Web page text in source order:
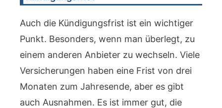
Auch die Kündigungsfrist ist ein wichtiger
Punkt. Besonders, wenn man überlegt, zu
einem anderen Anbieter zu wechseln. Viele
Versicherungen haben eine Frist von drei
Monaten zum Jahresende, aber es gibt
auch Ausnahmen. Es ist immer gut, die